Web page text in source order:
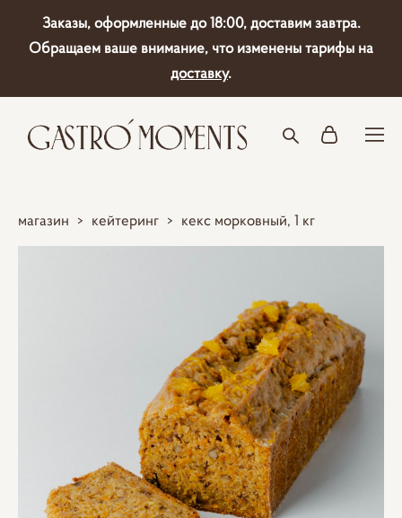
Заказы, оформленные до 18:00, доставим завтра.
Обращаем ваше внимание, что изменены тарифы на
доставку.
магазин > кейтеринг > кекс морковный, 1 кг